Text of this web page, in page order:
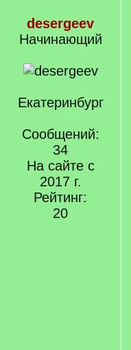
desergeev
Начинающий
Екатеринбург
Сообщений:
34
На сайте с
2017 г.
Рейтинг:
20